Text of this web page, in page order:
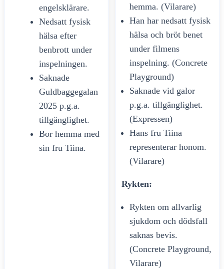
engelsklärare.
Nedsatt fysisk
hälsa efter
benbrott under
inspelningen.
Saknade
Guldbaggegalan
2025 p.g.a.
tillgänglighet.
Bor hemma med
sin fru Tiina.
hemma. (Vilarare)
Han har nedsatt fysisk
hälsa och bröt benet
under filmens
inspelning. (Concrete
Playground)
Saknade vid galor
p.g.a. tillgänglighet.
(Expressen)
Hans fru Tiina
representerar honom.
(Vilarare)
Rykten:
Rykten om allvarlig
sjukdom och dödsfall
saknas bevis.
(Concrete Playground,
Vilarare)